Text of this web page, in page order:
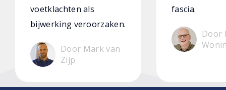
voetklachten als
bijwerking veroorzaken.
Door Mark van
Zijp
fascia.
Door